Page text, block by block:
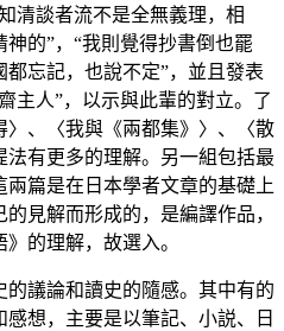
清談者流不是全無義理，相
的”，“我則覺得抄書倒也罷
忘記，也說不定”，並且發表
主人”，以示與此輩的對立。了
、〈我與《兩都集》〉、〈散
有更多的理解。另一組包括最
篇是在日本學者文章的基礎上
見解而形成的，是編譯作品，
的理解，故選入。
的議論和讀史的隨感。其中有的
想，主要是以筆記、小説、日